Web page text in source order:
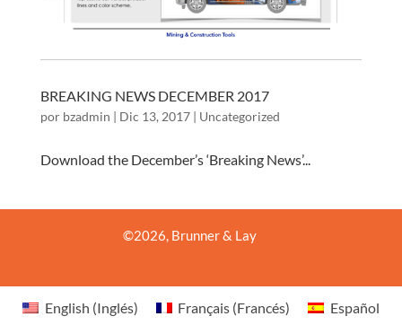
BREAKING NEWS DECEMBER 2017
por bzadmin | Dic 13, 2017| Uncategorized
Download the December’s ‘Breaking News’...
©2026, Brunner & Lay
English (Inglés) Français (Francés) Español